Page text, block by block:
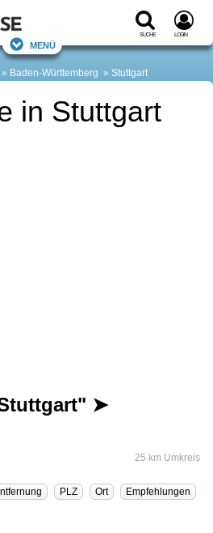
Suche Login
Menü
Baden-Württemberg Stuttgart
in Stuttgart
➤
25 km Umkreis
PLZ Ort
Empfehlungen